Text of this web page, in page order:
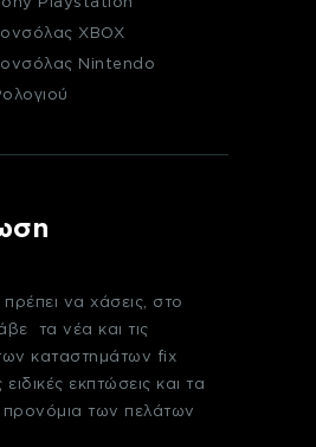
XBOX
Nintendo
να χάσεις, στο
τα νέα και τις
καταστημάτων fix
εκπτώσεις και τα
προνόμια των πελάτων